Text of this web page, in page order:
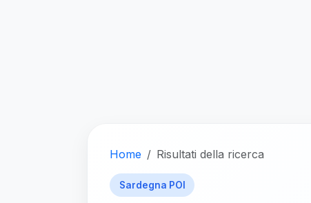
Home Risultati della ricerca
Sardegna POI